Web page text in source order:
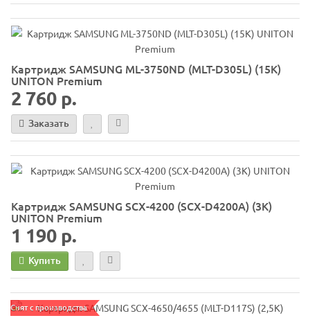
Картридж SAMSUNG ML-3750ND (MLT-D305L) (15K)
UNITON Premium
2 760 р.
Заказать
Картридж SAMSUNG SCX-4200 (SCX-D4200A) (3K)
UNITON Premium
1 190 р.
Купить
Снят с производства